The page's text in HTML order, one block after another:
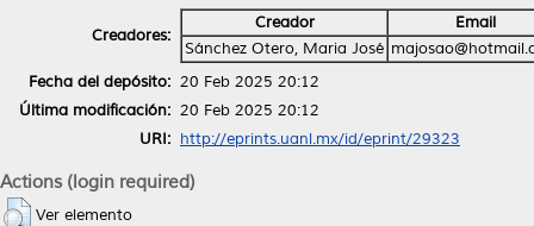
Creadores:
Creador
Email
Sánchez Otero, Maria José
Fecha del depósito: 20 Feb 2025 20:12
Última modificación: 20 Feb 2025 20:12
URI: http://eprints.uanl.mx/id/eprint/29323
Actions (login required)
Ver elemento